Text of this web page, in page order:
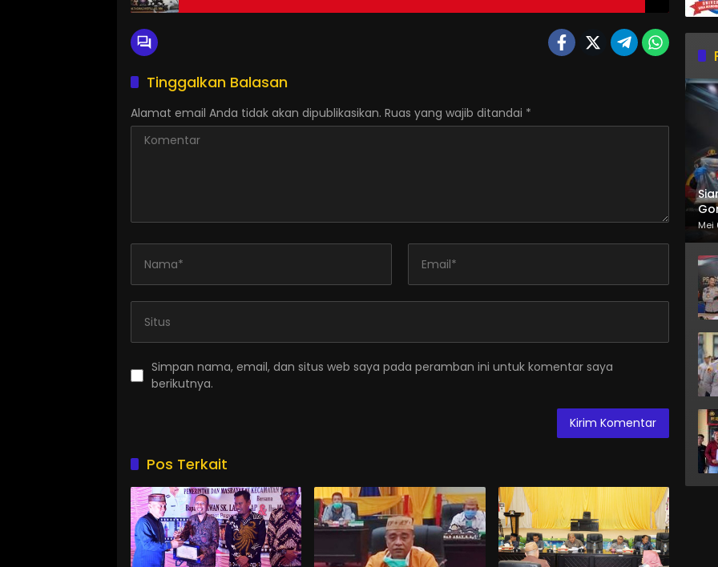
Tinggalkan Balasan
Alamat email Anda tidak akan dipublikasikan. Ruas yang wajib ditandai *
Simpan nama, email, dan situs web saya pada peramban ini untuk komentar saya
berikutnya.
Pos Terkait
Mei